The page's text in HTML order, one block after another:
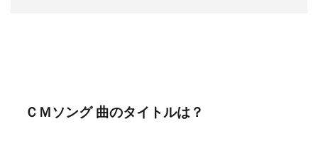
ＣＭソング 曲のタイトルは？